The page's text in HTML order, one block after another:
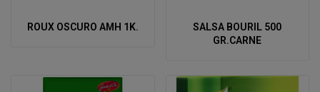
ROUX OSCURO AMH 1K.
SALSA BOURIL 500
GR.CARNE